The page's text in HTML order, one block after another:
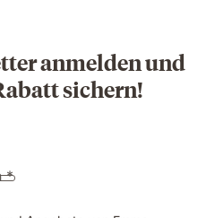
anmelden und
sichern!
*